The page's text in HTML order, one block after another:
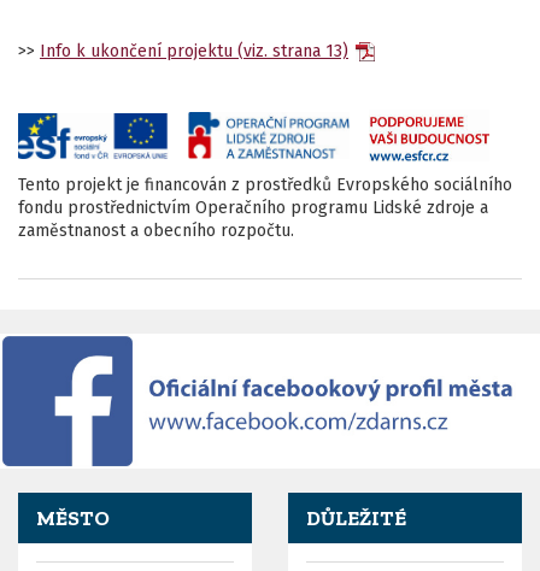
>> Info k ukončení projektu (viz. strana 13)
Tento projekt je financován z prostředků Evropského sociálního
fondu prostřednictvím Operačního programu Lidské zdroje a
zaměstnanost a obecního rozpočtu.
MĚSTO DŮLEŽITÉ